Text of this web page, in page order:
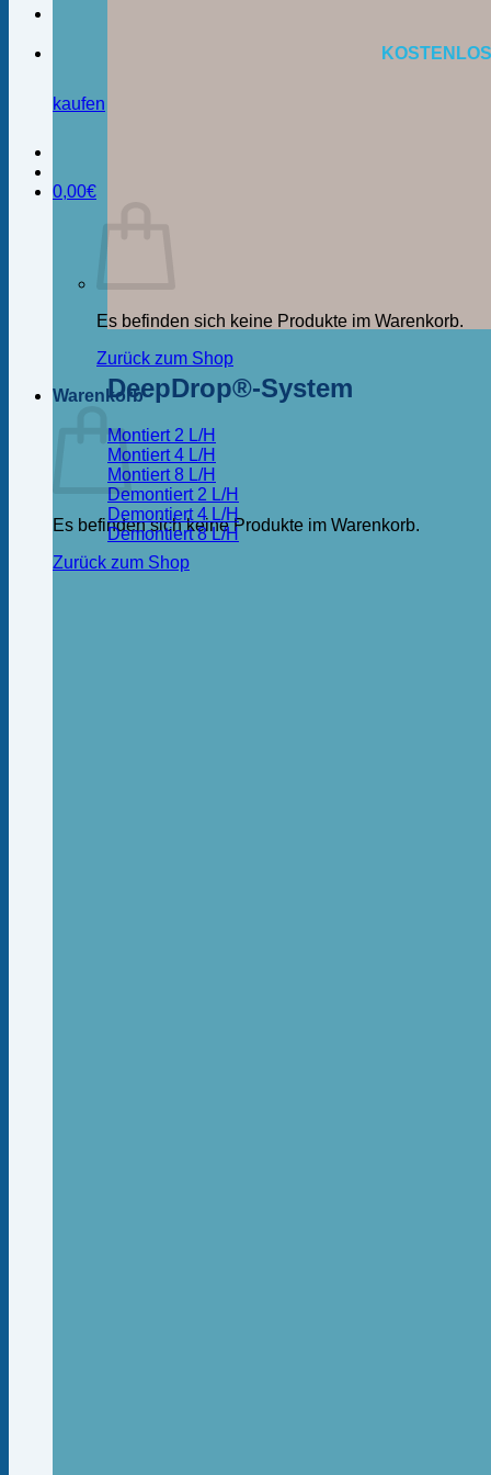
kaufen
0,00€
Es befinden sich keine Produkte im Warenkorb.
Zurück zum Shop
Warenkorb
Es befinden sich keine Produkte im Warenkorb.
Zurück zum Shop
DeepDrop®-System
Montiert 2 L/H
Montiert 4 L/H
Montiert 8 L/H
Demontiert 2 L/H
Demontiert 4 L/H
Demontiert 8 L/H